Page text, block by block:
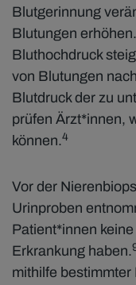
Blutgerinnung
Blutungen erhöhen.
Bluthochdruck
von Blutungen
Blutdruck der zu
prüfen Ärzt*innen,
können.4
Vor der
Urinproben
Patient*innen
Erkrankung haben.
mithilfe